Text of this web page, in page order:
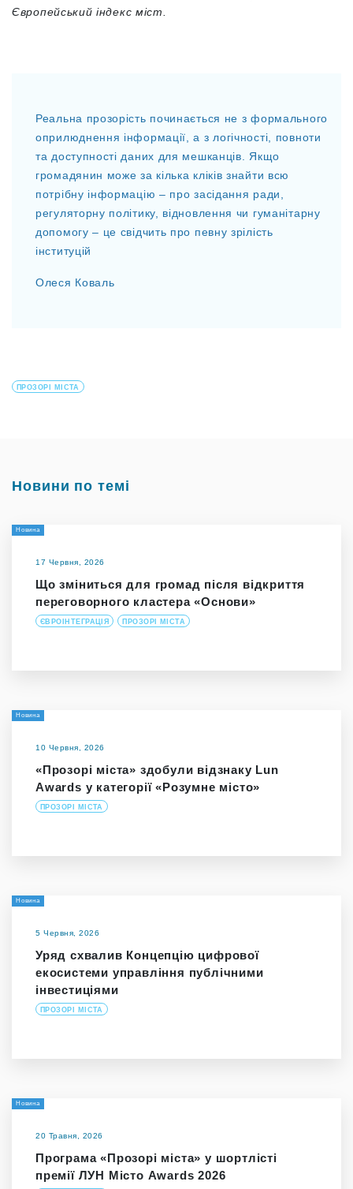
Європейський індекс міст.
Реальна прозорість починається не з формального
оприлюднення інформації, а з логічності, повноти
та доступності даних для мешканців. Якщо
громадянин може за кілька кліків знайти всю
потрібну інформацію – про засідання ради,
регуляторну політику, відновлення чи гуманітарну
допомогу – це свідчить про певну зрілість
інституцій
Олеся Коваль
ПРОЗОРІ МІСТА
Новини по темі
Новина
17 Червня, 2026
Що зміниться для громад після відкриття
переговорного кластера «Основи»
ЄВРОІНТЕГРАЦІЯ ПРОЗОРІ МІСТА
Новина
10 Червня, 2026
«Прозорі міста» здобули відзнаку Lun
Awards у категорії «Розумне місто»
ПРОЗОРІ МІСТА
Новина
5 Червня, 2026
Уряд схвалив Концепцію цифрової
екосистеми управління публічними
інвестиціями
ПРОЗОРІ МІСТА
Новина
20 Травня, 2026
Програма «Прозорі міста» у шортлісті
премії ЛУН Місто Awards 2026